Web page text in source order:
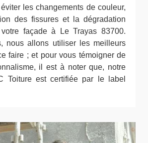
les changements de couleur,
des fissures et la dégradation
façade à Le Trayas 83700.
nous allons utiliser les meilleurs
faire ; et pour vous témoigner de
il est à noter que, notre
Toiture est certifiée par le label